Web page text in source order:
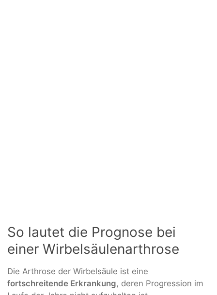
So lautet die Prognose bei
einer Wirbelsäulenarthrose
Die Arthrose der Wirbelsäule ist eine
fortschreitende Erkrankung, deren Progression im